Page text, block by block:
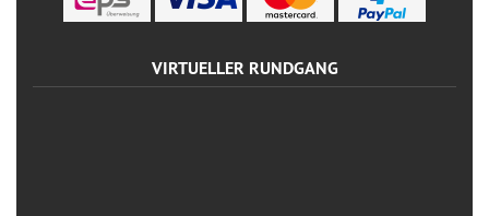
VIRTUELLER RUNDGANG